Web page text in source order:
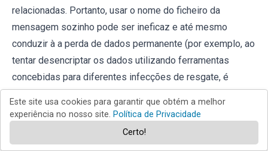
relacionadas. Portanto, usar o nome do ficheiro da
mensagem sozinho pode ser ineficaz e até mesmo
conduzir à a perda de dados permanente (por exemplo, ao
tentar desencriptar os dados utilizando ferramentas
concebidas para diferentes infecções de resgate, é
provável que os utilizadores acabem por danificar
permanentemente os ficheiros e a desencriptação deixará
de ser possível mesmo com a ferramenta correcta).
Este site usa cookies para garantir que obtém a melhor
experiência no nosso site. Política de Privacidade
Certo!